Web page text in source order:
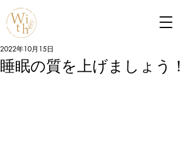
睡眠の質を上げましょう！
2022年10月15日